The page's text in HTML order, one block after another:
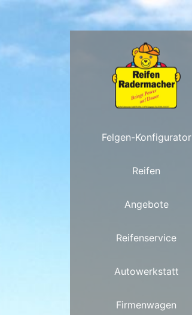
Direkt zum Inhalt
Felgen-Konfigurator
Reifen
Angebote
Reifenservice
Autowerkstatt
Firmenwagen